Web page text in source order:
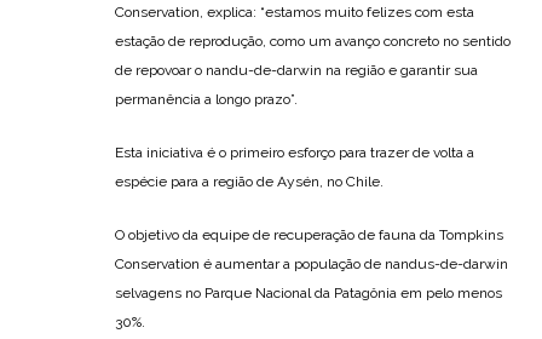
Conservation, explica: “estamos muito felizes com esta
estação de reprodução, como um avanço concreto no sentido
de repovoar o nandu-de-darwin na região e garantir sua
permanência a longo prazo”.
Esta iniciativa é o primeiro esforço para trazer de volta a
espécie para a região de Aysén, no Chile.
O objetivo da equipe de recuperação de fauna da Tompkins
Conservation é aumentar a população de nandus-de-darwin
selvagens no Parque Nacional da Patagônia em pelo menos
30%.